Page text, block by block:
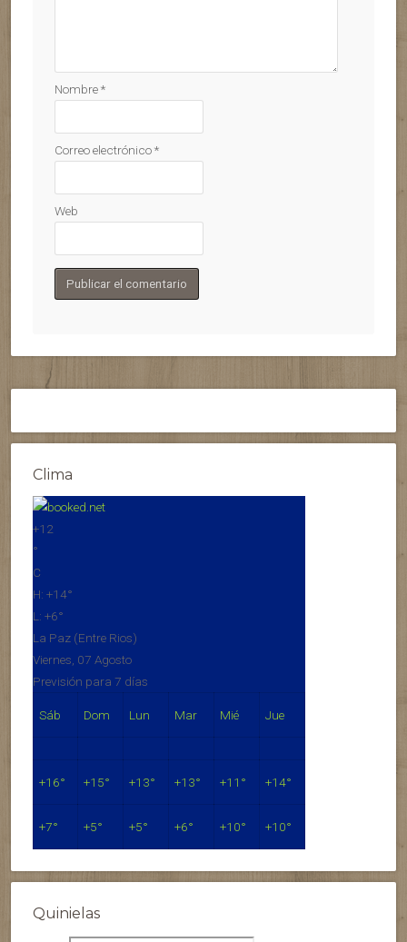
Nombre*
Correo electrónico*
Web
Clima
+12
°
C
H: +14°
L: +6°
La Paz (Entre Rios)
Viernes, 07 Agosto
Previsión para 7 días
Sáb Dom Lun Mar Mié Jue
+16° +15° +13° +13° +11° +14°
+7° +5° +5° +6° +10° +10°
Quinielas